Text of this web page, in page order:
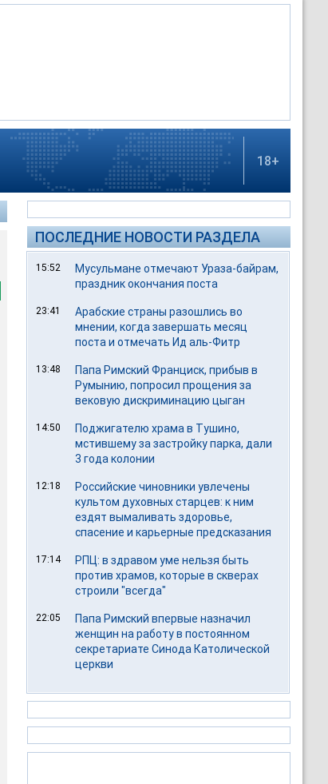
18+
ПОСЛЕДНИЕ НОВОСТИ РАЗДЕЛА
15:52
Мусульмане отмечают Ураза-байрам,
праздник окончания поста
23:41
Арабские страны разошлись во
мнении, когда завершать месяц
поста и отмечать Ид аль-Фитр
13:48
Папа Римский Франциск, прибыв в
Румынию, попросил прощения за
вековую дискриминацию цыган
14:50
Поджигателю храма в Тушино,
мстившему за застройку парка, дали
3 года колонии
12:18
Российские чиновники увлечены
культом духовных старцев: к ним
ездят вымаливать здоровье,
спасение и карьерные предсказания
17:14
РПЦ: в здравом уме нельзя быть
против храмов, которые в скверах
строили "всегда"
22:05
Папа Римский впервые назначил
женщин на работу в постоянном
секретариате Синода Католической
церкви